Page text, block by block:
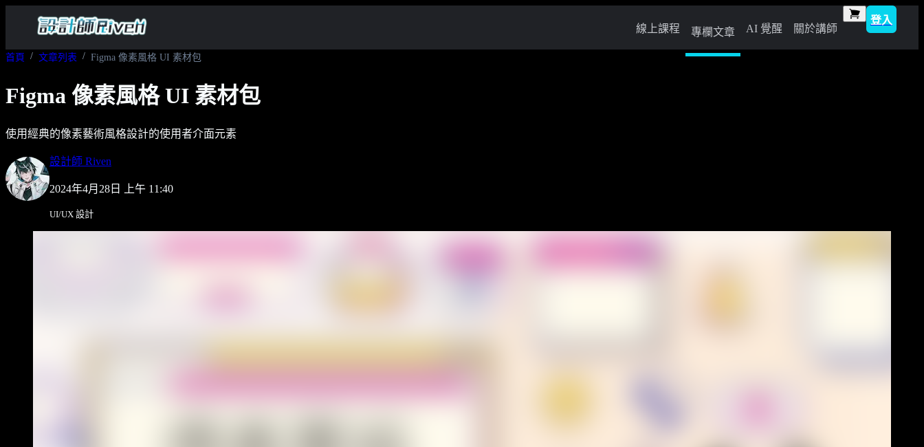
線上課程 專欄文章 AI 覺醒 關於講師
登入
首頁 文章列表 Figma 像素風格 UI 素材包
Figma 像素風格 UI 素材包
使用經典的像素藝術風格設計的使用者介面元素
設計師 Riven
2024年4月28日 上午 11:40
UI/UX 設計